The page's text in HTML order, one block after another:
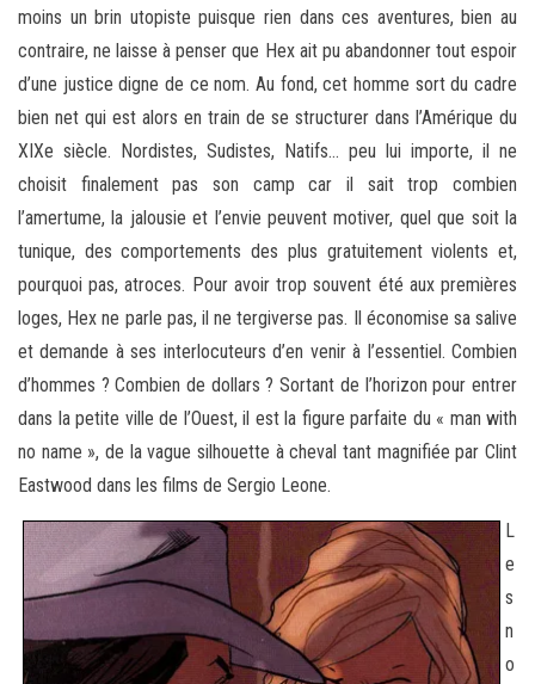
moins un brin utopiste puisque rien dans ces aventures, bien au
contraire, ne laisse à penser que Hex ait pu abandonner tout espoir
d’une justice digne de ce nom. Au fond, cet homme sort du cadre
bien net qui est alors en train de se structurer dans l’Amérique du
XIXe siècle. Nordistes, Sudistes, Natifs… peu lui importe, il ne
choisit finalement pas son camp car il sait trop combien
l’amertume, la jalousie et l’envie peuvent motiver, quel que soit la
tunique, des comportements des plus gratuitement violents et,
pourquoi pas, atroces. Pour avoir trop souvent été aux premières
loges, Hex ne parle pas, il ne tergiverse pas. Il économise sa salive
et demande à ses interlocuteurs d’en venir à l’essentiel. Combien
d’hommes ? Combien de dollars ? Sortant de l’horizon pour entrer
dans la petite ville de l’Ouest, il est la figure parfaite du « man with
no name », de la vague silhouette à cheval tant magnifiée par Clint
Eastwood dans les films de Sergio Leone.
L
e
s
n
o